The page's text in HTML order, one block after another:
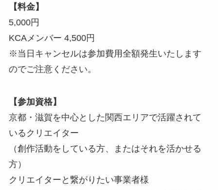
【料金】
5,000円
KCAメンバー 4,500円
※当日キャンセルは参加費用全額発生いたします
のでご注意ください。
【参加資格】
京都・滋賀を中心とした関西エリアで活躍されて
いるクリエイター
（創作活動をしている方、またはそれを活かせる
方）
クリエイターと繋がりたい事業者様